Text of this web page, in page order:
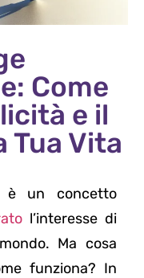
Come
e il
Tua Vita
è un concetto
l’interesse di
Ma cosa
funziona? In